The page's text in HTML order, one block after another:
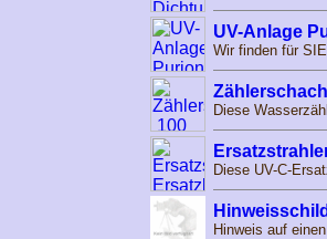
UV-Anlage
Wir finden für
Diese
Diese UV-C-
Hinweis auf